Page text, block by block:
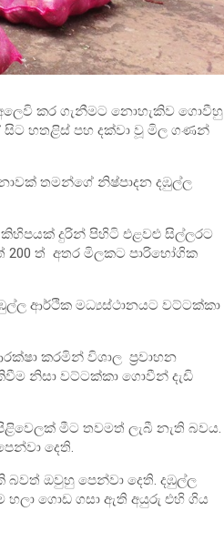
කර ගැනීමට නොහැකිව ගොවීහු
හතළිස් පහ දක්වා වූ මිල ගණන්
තමන්ගේ නිෂ්පාදන දඹුල්ල
දුරින් පිහිටි එළවළු සිල්ලරට
ත් අතර මිලකට පාරිභෝගික
ආර්ථික මධ්‍යස්ථානයට වට්ටක්කා
කරමින් විශාල ප්‍රවාහන
නිසා වට්ටක්කා ගොවීන් දැඩි
මීට තවමත් ලැබී නැති බවය.
දෙති.
ඔවුහු පෙන්වා දෙති. දඹුල්ල
ගොඩ ගසා ඇති අයුරු එහි ගිය